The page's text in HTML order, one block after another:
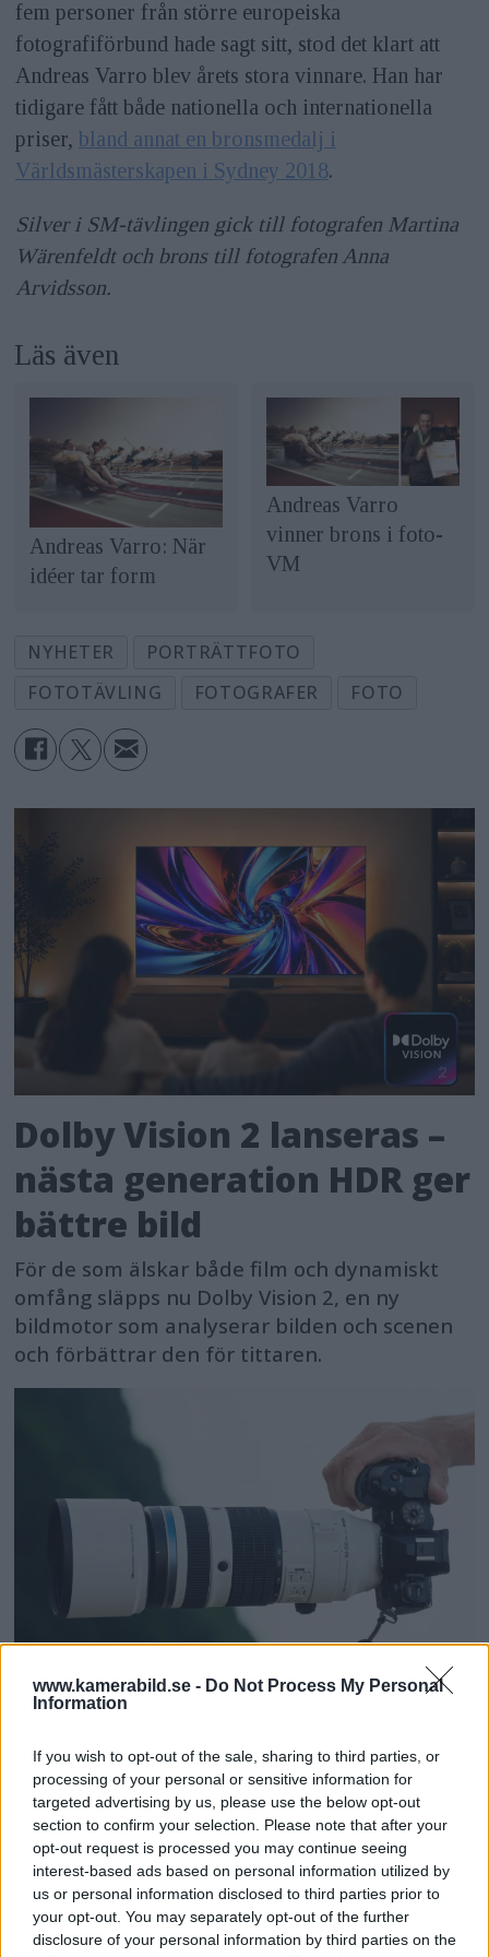
www.kamerabild.se - Do Not Process My Personal
Information
If you wish to opt-out of the sale, sharing to third parties, or
processing of your personal or sensitive information for
targeted advertising by us, please use the below opt-out
section to confirm your selection. Please note that after your
opt-out request is processed you may continue seeing
interest-based ads based on personal information utilized by
us or personal information disclosed to third parties prior to
your opt-out. You may separately opt-out of the further
disclosure of your personal information by third parties on the
fem personer från större europeiska
fotografiförbund hade sagt sitt, stod det klart att
Andreas Varro blev årets stora vinnare. Han har
tidigare fått både nationella och internationella
priser, bland annat en bronsmedalj i
Världsmästerskapen i Sydney 2018.
Silver i SM-tävlingen gick till fotografen Martina
Wärenfeldt och brons till fotografen Anna
Arvidsson.
Läs även
Andreas Varro: När
idéer tar form
Andreas Varro
vinner brons i foto-
VM
NYHETER
PORTRÄTTFOTO
FOTOTÄVLING
FOTOGRAFER FOTO
Dolby Vision 2 lanseras –
nästa generation HDR ger
bättre bild
För de som älskar både film och dynamiskt
omfång släpps nu Dolby Vision 2, en ny
bildmotor som analyserar bilden och scenen
och förbättrar den för tittaren.
OM System lanserar
gratislån av kameror &
objektiv i Sverige
OM System lanserar nu "Test & Wow"-
programmet i Sverige, vilket gör det möjligt
att låna hem kameror och objektiv under fem
dagar för att se hur utrustningen passar dina